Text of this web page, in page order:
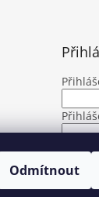
Odmítnout
Nová